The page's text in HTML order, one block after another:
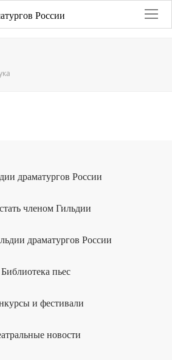
России
драматургов России
членом Гильдии
драматургов России
Библиотека пьес
и фестивали
новости